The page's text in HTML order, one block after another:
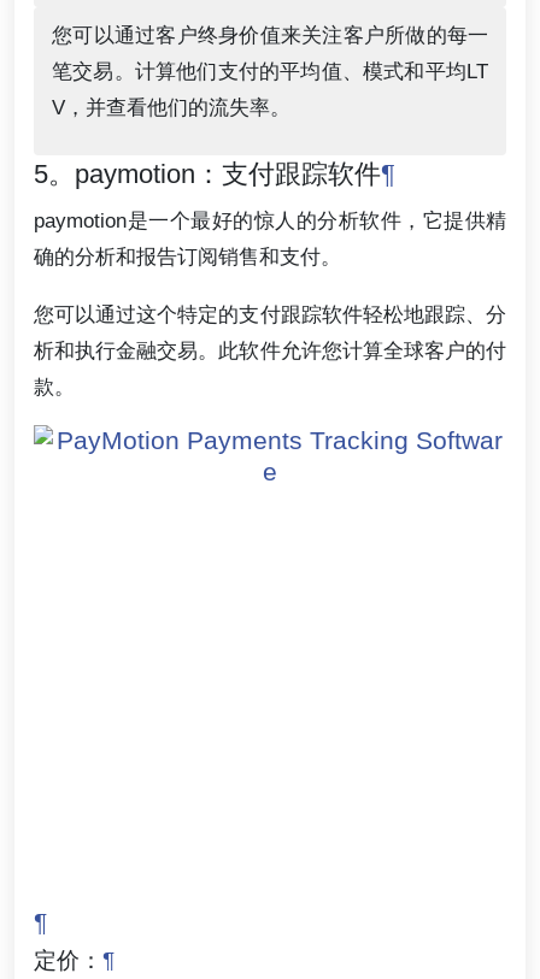
您可以通过客户终身价值来关注客户所做的每一
笔交易。计算他们支付的平均值、模式和平均LT
V，并查看他们的流失率。
5。paymotion：支付跟踪软件¶
paymotion是一个最好的惊人的分析软件，它提供精
确的分析和报告订阅销售和支付。
您可以通过这个特定的支付跟踪软件轻松地跟踪、分
析和执行金融交易。此软件允许您计算全球客户的付
款。
¶
定价： ¶